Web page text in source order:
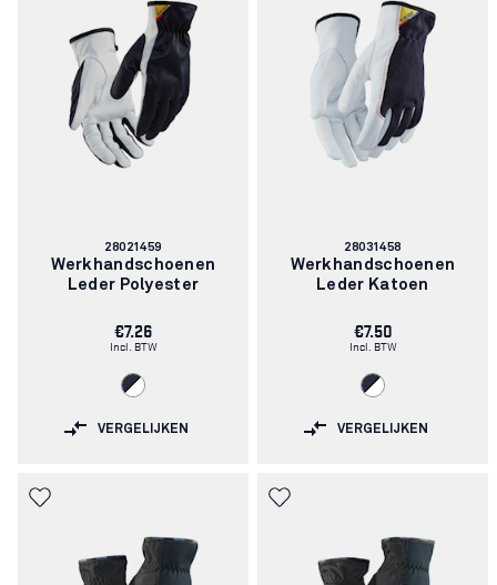
Artikelnummer:
28021459
Werkhandschoenen
Leder Polyester
€7.26
Incl. BTW
VERGELIJKEN
Artikelnummer:
28031458
Werkhandschoenen
Leder Katoen
€7.50
Incl. BTW
VERGELIJKEN